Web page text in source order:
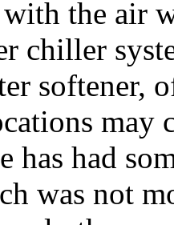
the air
chiller
softener,
may
has had
was not